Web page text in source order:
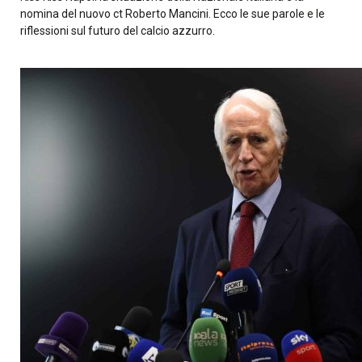
nomina del nuovo ct Roberto Mancini. Ecco le sue parole e le
riflessioni sul futuro del calcio azzurro.